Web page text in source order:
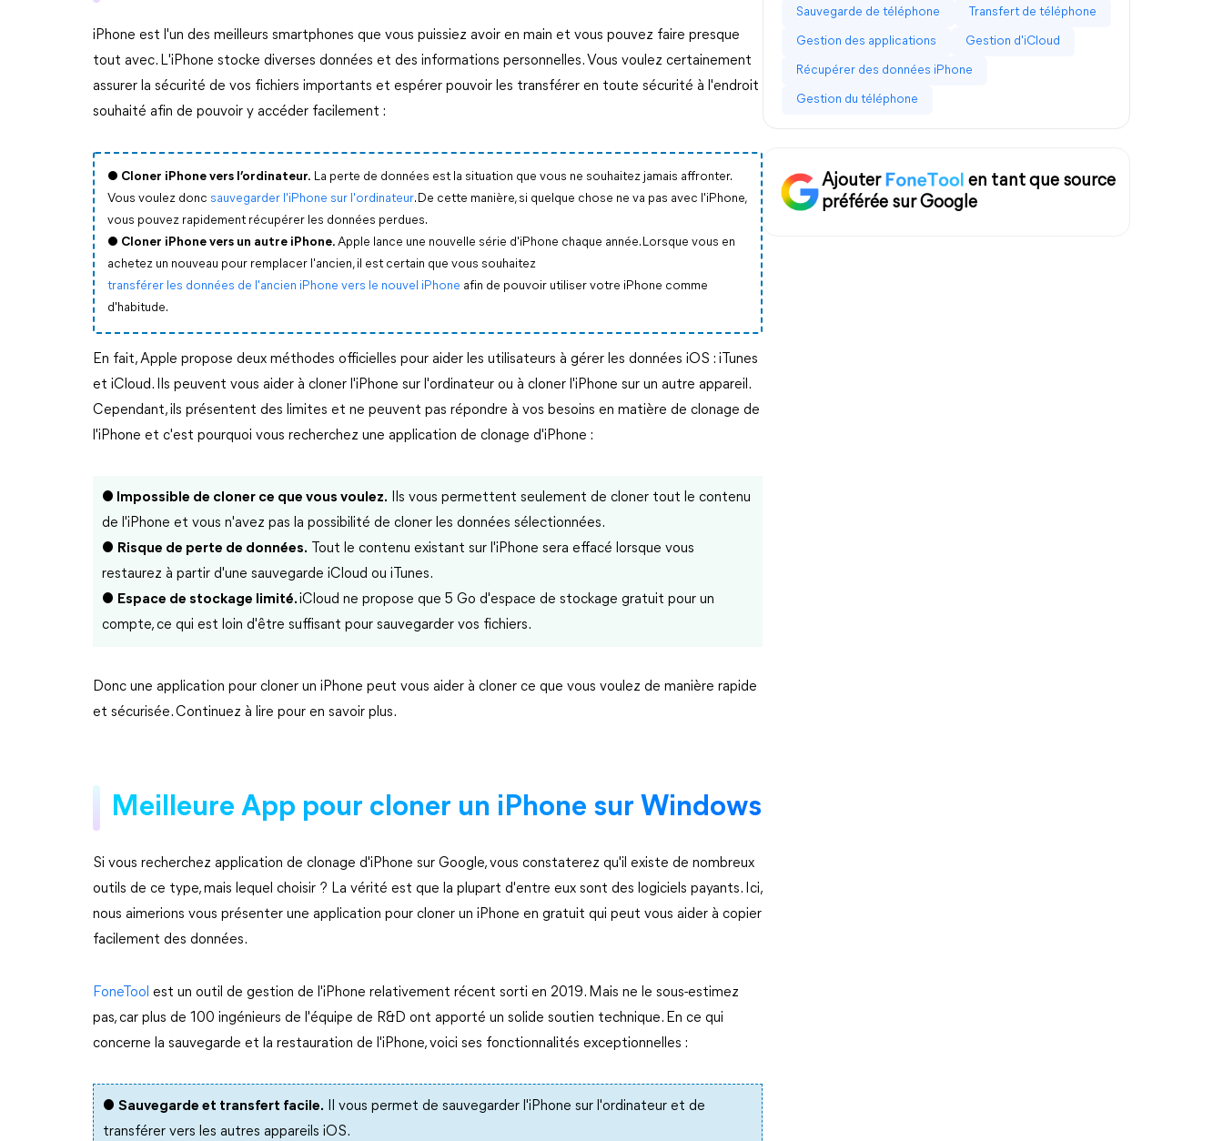
iPhone est l'un des meilleurs smartphones que vous puissiez avoir en main et vous pouvez faire presque
tout avec. L'iPhone stocke diverses données et des informations personnelles. Vous voulez certainement
assurer la sécurité de vos fichiers importants et espérer pouvoir les transférer en toute sécurité à l'endroit
souhaité afin de pouvoir y accéder facilement :
● Cloner iPhone vers l’ordinateur. La perte de données est la situation que vous ne souhaitez jamais affronter.
Vous voulez donc sauvegarder l'iPhone sur l'ordinateur. De cette manière, si quelque chose ne va pas avec l'iPhone,
vous pouvez rapidement récupérer les données perdues.
● Cloner iPhone vers un autre iPhone. Apple lance une nouvelle série d'iPhone chaque année. Lorsque vous en
achetez un nouveau pour remplacer l'ancien, il est certain que vous souhaitez
transférer les données de l'ancien iPhone vers le nouvel iPhone afin de pouvoir utiliser votre iPhone comme
d'habitude.
En fait, Apple propose deux méthodes officielles pour aider les utilisateurs à gérer les données iOS : iTunes
et iCloud. Ils peuvent vous aider à cloner l'iPhone sur l'ordinateur ou à cloner l'iPhone sur un autre appareil.
Cependant, ils présentent des limites et ne peuvent pas répondre à vos besoins en matière de clonage de
l'iPhone et c'est pourquoi vous recherchez une application de clonage d'iPhone :
● Impossible de cloner ce que vous voulez. Ils vous permettent seulement de cloner tout le contenu
de l'iPhone et vous n'avez pas la possibilité de cloner les données sélectionnées.
● Risque de perte de données. Tout le contenu existant sur l'iPhone sera effacé lorsque vous
restaurez à partir d'une sauvegarde iCloud ou iTunes.
● Espace de stockage limité.iCloud ne propose que 5 Go d'espace de stockage gratuit pour un
compte, ce qui est loin d'être suffisant pour sauvegarder vos fichiers.
Donc une application pour cloner un iPhone peut vous aider à cloner ce que vous voulez de manière rapide
et sécurisée. Continuez à lire pour en savoir plus.
Meilleure App pour cloner un iPhone sur Windows
Si vous recherchez application de clonage d'iPhone sur Google, vous constaterez qu'il existe de nombreux
outils de ce type, mais lequel choisir ? La vérité est que la plupart d'entre eux sont des logiciels payants. Ici,
nous aimerions vous présenter une application pour cloner un iPhone en gratuit qui peut vous aider à copier
facilement des données.
FoneTool est un outil de gestion de l'iPhone relativement récent sorti en 2019. Mais ne le sous-estimez
pas, car plus de 100 ingénieurs de l'équipe de R&D ont apporté un solide soutien technique. En ce qui
concerne la sauvegarde et la restauration de l'iPhone, voici ses fonctionnalités exceptionnelles :
● Sauvegarde et transfert facile. Il vous permet de sauvegarder l'iPhone sur l'ordinateur et de
transférer vers les autres appareils iOS.
Sauvegarde de téléphone Transfert de téléphone
Gestion des applications Gestion d'iCloud
Récupérer des données iPhone
Gestion du téléphone
Ajouter
en tant que source
préférée sur Google